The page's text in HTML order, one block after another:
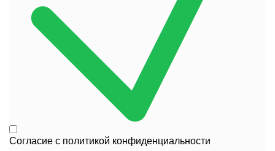
Согласие с политикой конфиденциальности